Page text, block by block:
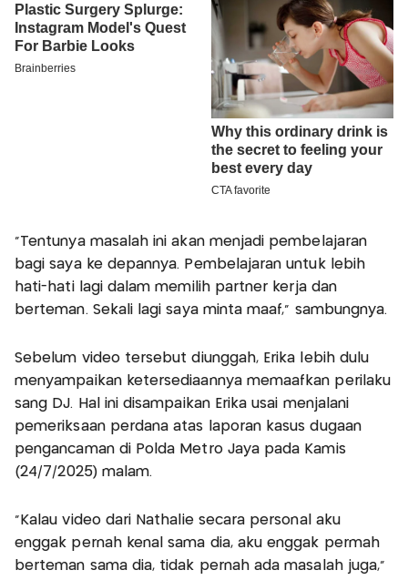
"Tentunya masalah ini akan menjadi pembelajaran
bagi saya ke depannya. Pembelajaran untuk lebih
hati-hati lagi dalam memilih partner kerja dan
berteman. Sekali lagi saya minta maaf," sambungnya.
Sebelum video tersebut diunggah, Erika lebih dulu
menyampaikan ketersediaannya memaafkan perilaku
sang DJ. Hal ini disampaikan Erika usai menjalani
pemeriksaan perdana atas laporan kasus dugaan
pengancaman di Polda Metro Jaya pada Kamis
(24/7/2025) malam.
"Kalau video dari Nathalie secara personal aku
enggak pernah kenal sama dia, aku enggak permah
berteman sama dia, tidak pernah ada masalah juga,"